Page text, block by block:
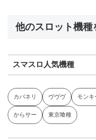
他のスロット機種
スマスロ人気機種
カバネリ ヴヴヴ モンキ
からサー 東京喰種